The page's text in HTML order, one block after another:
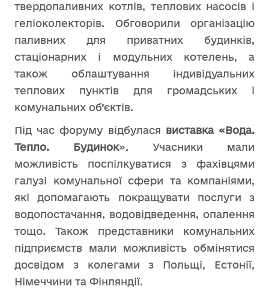
твердопаливних котлів, теплових насосів і
геліоколекторів. Обговорили організацію
паливних для приватних будинків,
стаціонарних і модульних котелень, а
також облаштування індивідуальних
теплових пунктів для громадських і
комунальних об’єктів.
Під час форуму відбулася виставка «Вода.
Тепло. Будинок». Учасники мали
можливість поспілкуватися з фахівцями
галузі комунальної сфери та компаніями,
які допомагають покращувати послуги з
водопостачання, водовідведення, опалення
тощо. Також представники комунальних
підприємств мали можливість обмінятися
досвідом з колегами з Польщі, Естонії,
Німеччини та Фінляндії.